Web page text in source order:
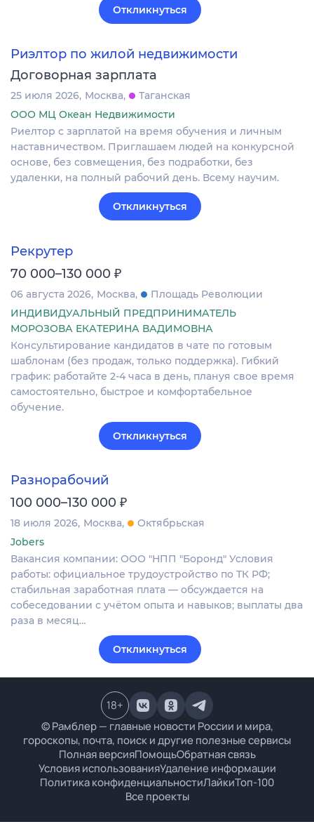
Откликнуться
Риэлтор по жилой недвижимости
Договорная зарплата
25 июля 2026 Москва
Таганская
ООО МЦ Океан Недвижимости
Риелтор с зарплатой на время обучения и личным
наставничеством. Приглашаем людей на конкурсной
основе, без совмещения, без подработки, без
удаленки, на полный рабочий день. Всему научим.
Откликнуться
Рекрутер
70 000–130 000 ₽
06 августа 2026 Москва
Площадь Революции
ИНДИВИДУАЛЬНЫЙ ПРЕДПРИНИМАТЕЛЬ
МОРОЗОВА ЕКАТЕРИНА ВАДИМОВНА
Консультирование кандидатов в чате по готовым
шаблонам (без продаж, только поддержка). Гибкий
график: работайте 2-4 часа в день, плануя свое время
самостоятельно, быстрое и комфортабельное
обучение.
Откликнуться
Разнорабочий
100 000–130 000 ₽
18 июля 2026 Москва
Октябрьская
Jobers
Вакансия компании: ООО "НПП "Боронд" Условия
работы: официальное трудоустройство по ТК РФ;
стабильная заработная плата — обсуждается на
собеседовании с учётом опыта и навыков; выплаты два
раза в месяц…
Откликнуться
© Рамблер — главные новости России и мира,
гороскопы, почта, поиск и другие полезные сервисы
Полная версияПомощьОбратная связь
Условия использованияУдаление информации
Политика конфиденциальностиЛайкиТоп-100
Все проекты
18+